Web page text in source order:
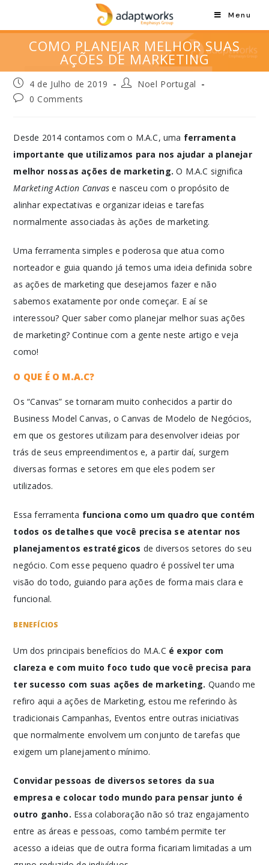
Menu
COMO PLANEJAR MELHOR SUAS
AÇÕES DE MARKETING
4 de Julho de 2019
Noel Portugal
0 Comments
Desde 2014 contamos com o M.A.C, uma ferramenta
importante que utilizamos para nos ajudar a planejar
melhor nossas ações de marketing. O M.A.C significa
Marketing Action Canvas e nasceu com o propósito de
alinhar expectativas e organizar ideias e tarefas
normalmente associadas às ações de marketing.
Uma ferramenta simples e poderosa que atua como
norteador e guia quando já temos uma ideia definida sobre
as ações de marketing que desejamos fazer e não
sabemos exatamente por onde começar. E aí se
interessou? Quer saber como planejar melhor suas ações
de marketing? Continue com a gente neste artigo e veja
como!
O QUE É O M.A.C?
Os “Canvas” se tornaram muito conhecidos a partir do
Business Model Canvas, o Canvas de Modelo de Negócios,
em que os gestores utilizam para desenvolver ideias por
trás de seus empreendimentos e, a partir daí, surgem
diversas formas e setores em que eles podem ser
utilizados.
Essa ferramenta funciona como um quadro que contém
todos os detalhes que você precisa se atentar nos
planejamentos estratégicos de diversos setores do seu
negócio. Com esse pequeno quadro é possível ter uma
visão do todo, guiando para ações de forma mais clara e
funcional.
BENEFÍCIOS
Um dos principais benefícios do M.A.C é expor com
clareza e com muito foco tudo que você precisa para
ter sucesso com suas ações de marketing. Quando me
refiro aqui a ações de Marketing, estou me referindo às
tradicionais Campanhas, Eventos entre outras iniciativas
que normalmente envolvem um conjunto de tarefas que
exigem um planejamento mínimo.
Convidar pessoas de diversos setores da sua
empresa e colocar todo mundo para pensar junto é
outro ganho. Essa colaboração não só traz engajamento
entre as áreas e pessoas, como também permite ter
acesso a ideias que de outra forma ficariam limitadas a um